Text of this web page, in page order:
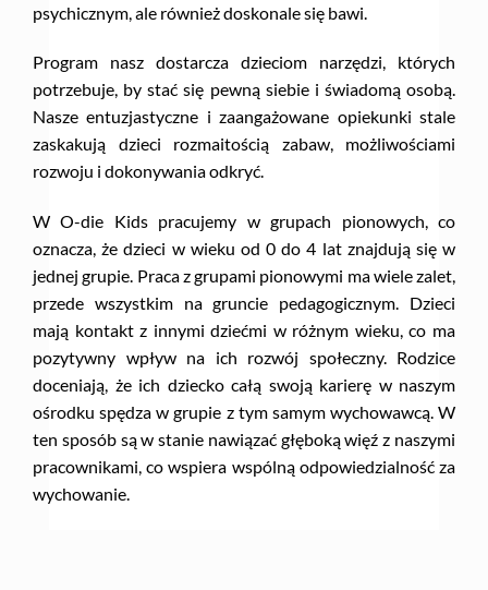
psychicznym, ale również doskonale się bawi.
Program nasz dostarcza dzieciom narzędzi, których
potrzebuje, by stać się pewną siebie i świadomą osobą.
Nasze entuzjastyczne i zaangażowane opiekunki stale
zaskakują dzieci rozmaitością zabaw, możliwościami
rozwoju i dokonywania odkryć.
W O-die Kids pracujemy w grupach pionowych, co
oznacza, że dzieci w wieku od 0 do 4 lat znajdują się w
jednej grupie. Praca z grupami pionowymi ma wiele zalet,
przede wszystkim na gruncie pedagogicznym. Dzieci
mają kontakt z innymi dziećmi w różnym wieku, co ma
pozytywny wpływ na ich rozwój społeczny. Rodzice
doceniają, że ich dziecko całą swoją karierę w naszym
ośrodku spędza w grupie z tym samym wychowawcą. W
ten sposób są w stanie nawiązać głęboką więź z naszymi
pracownikami, co wspiera wspólną odpowiedzialność za
wychowanie.